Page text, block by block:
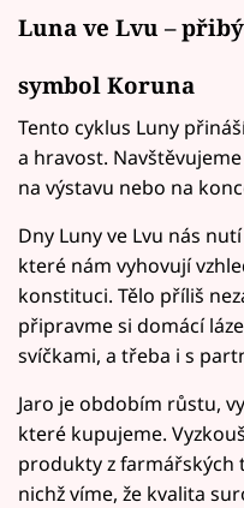
Luna ve Lvu –
symbol Koruna
Tento cyklus Luny
a hravost.
na výstavu nebo na
Dny Luny ve Lvu nás
které nám vyhovují
konstituci. Tělo příliš
připravme si domácí
svíčkami, a třeba i s
Jaro je obdobím růstu,
které kupujeme.
produkty z farmářských
nichž víme, že kvalita